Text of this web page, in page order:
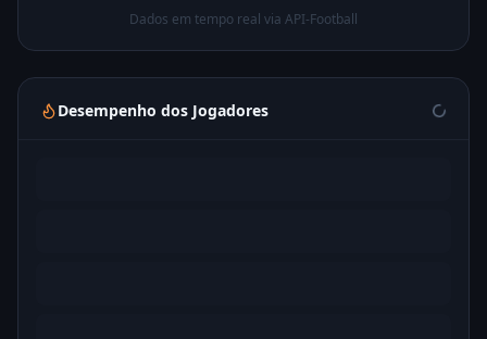
Dados em tempo real via API-Football
Desempenho dos Jogadores